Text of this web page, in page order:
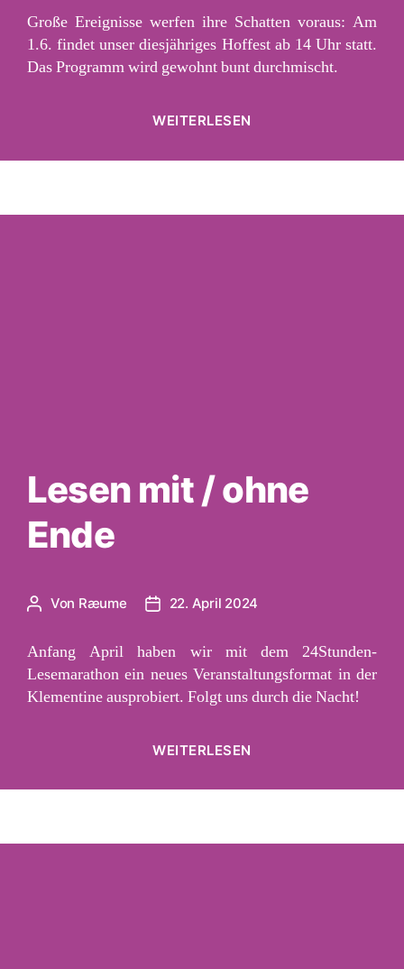
Große Ereignisse werfen ihre Schatten voraus: Am
1.6. findet unser diesjähriges Hoffest ab 14 Uhr statt.
Das Programm wird gewohnt bunt durchmischt.
WEITERLESEN
Lesen mit / ohne
Ende
Beitragsautor
Von Ræume Veröffentlichungsdatum
22. April 2024
Anfang April haben wir mit dem 24Stunden-
Lesemarathon ein neues Veranstaltungsformat in der
Klementine ausprobiert. Folgt uns durch die Nacht!
WEITERLESEN
/